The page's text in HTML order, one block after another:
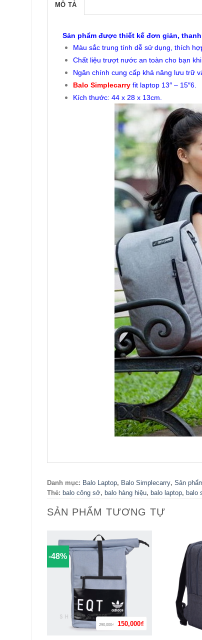
MÔ TẢ
Sản phẩm được thiết kế đơn giản,
Màu sắc trung tính dễ sử dụng, thích
Chất liệu trượt nước an toàn cho bạn
Ngăn chính cung cấp khả năng lưu trữ
Balo Simplecarryfit laptop 13″ – 15″6.
Kích thước: 44 x 28 x 13cm.
Danh mục: Balo Laptop, Balo Simplecarry, Sản
Thẻ: balo công sở, balo hàng hiệu, balo laptop, balo
SẢN PHẨM TƯƠNG TỰ
-48%
290,000₫
Giá
gốc
150,000₫Giá